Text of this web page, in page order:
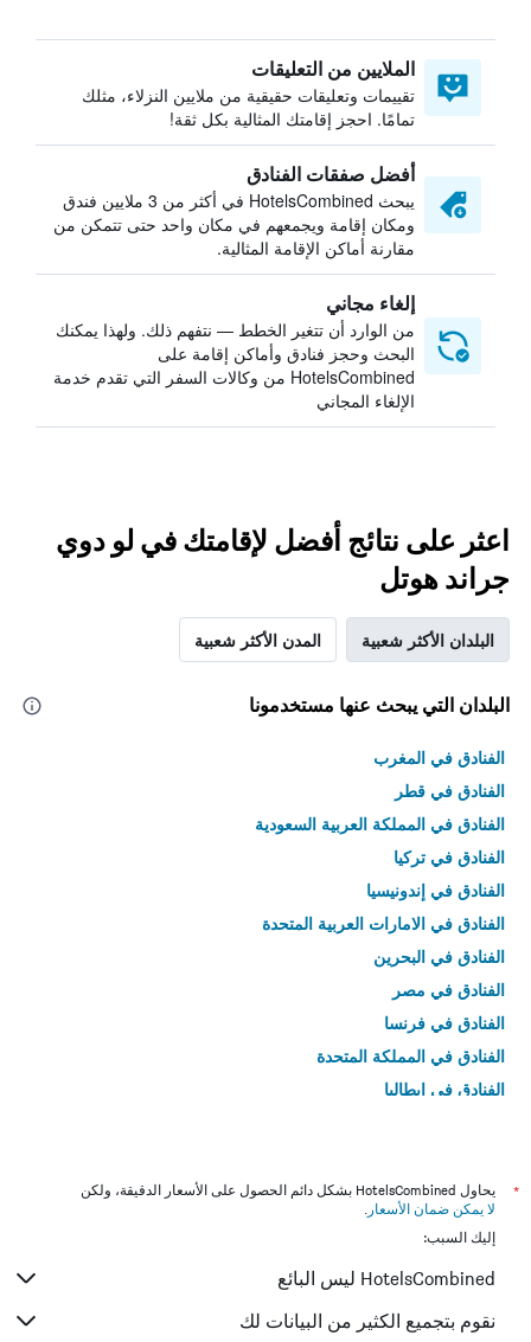
الملايين من التعليقات
تقييمات وتعليقات حقيقية من ملايين النزلاء، مثلك
تمامًا. احجز إقامتك المثالية بكل ثقة!
أفضل صفقات الفنادق
يبحث HotelsCombined في أكثر من 3 ملايين فندق
ومكان إقامة ويجمعهم في مكان واحد حتى تتمكن من
مقارنة أماكن الإقامة المثالية.
إلغاء مجاني
من الوارد أن تتغير الخطط — نتفهم ذلك. ولهذا يمكنك
البحث وحجز فنادق وأماكن إقامة على
HotelsCombined من وكالات السفر التي تقدم خدمة
الإلغاء المجاني
اعثر على نتائج أفضل لإقامتك في لو دوي
جراند هوتل
البلدان الأكثر شعبية المدن الأكثر شعبية
البلدان التي يبحث عنها مستخدمونا
الفنادق في المغرب
الفنادق في قطر
الفنادق في المملكة العربية السعودية
الفنادق في تركيا
الفنادق في إندونيسيا
الفنادق في الامارات العربية المتحدة
الفنادق في البحرين
الفنادق في مصر
الفنادق في فرنسا
الفنادق في المملكة المتحدة
الفنادق في إيطاليا
*
يحاول HotelsCombined بشكل دائم الحصول على الأسعار الدقيقة، ولكن
لا يمكن ضمان الأسعار .
إليك السبب:
HotelsCombined ليس البائع
نقوم بتجميع الكثير من البيانات لك